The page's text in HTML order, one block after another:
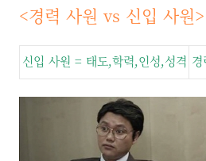
<경력 사원 vs 신입 사원>
신입 사원 = 태도,학력,인성,성격